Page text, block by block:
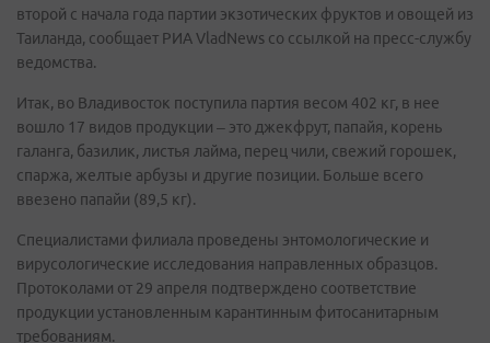
второй с начала года партии экзотических фруктов и овощей из
Таиланда, сообщает РИА VladNews со ссылкой на пресс-службу
ведомства.
Итак, во Владивосток поступила партия весом 402 кг, в нее
вошло 17 видов продукции – это джекфрут, папайя, корень
галанга, базилик, листья лайма, перец чили, свежий горошек,
спаржа, желтые арбузы и другие позиции. Больше всего
ввезено папайи (89,5 кг).
Специалистами филиала проведены энтомологические и
вирусологические исследования направленных образцов.
Протоколами от 29 апреля подтверждено соответствие
продукции установленным карантинным фитосанитарным
требованиям.